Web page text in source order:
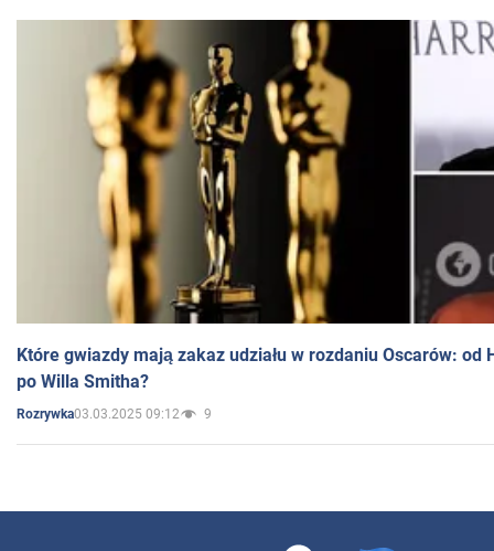
Które gwiazdy mają zakaz udziału w rozdaniu Oscarów: od
po Willa Smitha?
Rozrywka03.03.2025 09:12 9